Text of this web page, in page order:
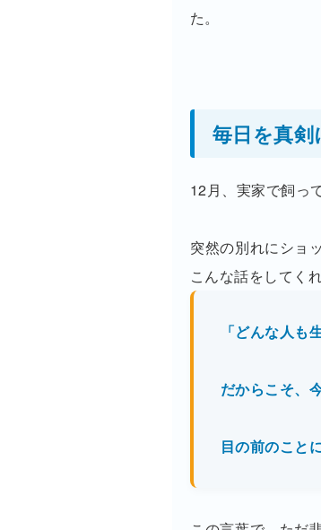
た。
毎日を真
12月、実家で飼っ
突然の別れにショ
こんな話をしてく
「どんな人も
だからこそ、
目の前のこと